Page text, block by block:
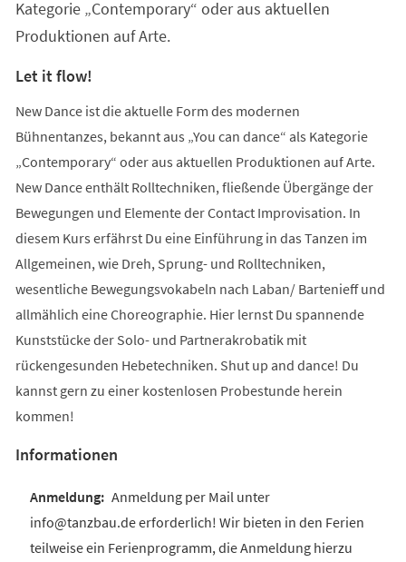
Kategorie „Contemporary“ oder aus aktuellen
Produktionen auf Arte.
Let it flow!
New Dance ist die aktuelle Form des modernen
Bühnentanzes, bekannt aus „You can dance“ als Kategorie
„Contemporary“ oder aus aktuellen Produktionen auf Arte.
New Dance enthält Rolltechniken, fließende Übergänge der
Bewegungen und Elemente der Contact Improvisation. In
diesem Kurs erfährst Du eine Einführung in das Tanzen im
Allgemeinen, wie Dreh, Sprung- und Rolltechniken,
wesentliche Bewegungsvokabeln nach Laban/ Bartenieff und
allmählich eine Choreographie. Hier lernst Du spannende
Kunststücke der Solo- und Partnerakrobatik mit
rückengesunden Hebetechniken. Shut up and dance! Du
kannst gern zu einer kostenlosen Probestunde herein
kommen!
Informationen
Anmeldung per Mail unter
info@tanzbau.de erforderlich! Wir bieten in den Ferien
teilweise ein Ferienprogramm, die Anmeldung hierzu